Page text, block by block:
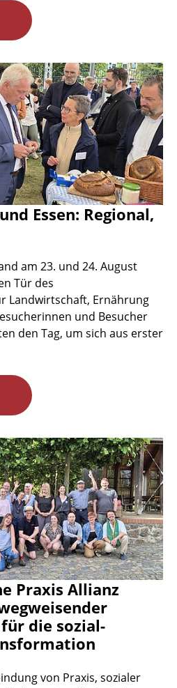
Essen: Regional,
am 23. und 24. August
Tür des
Landwirtschaft, Ernährung
und Besucher
den Tag, um sich aus erster
Praxis Allianz
die sozial-
von Praxis, sozialer